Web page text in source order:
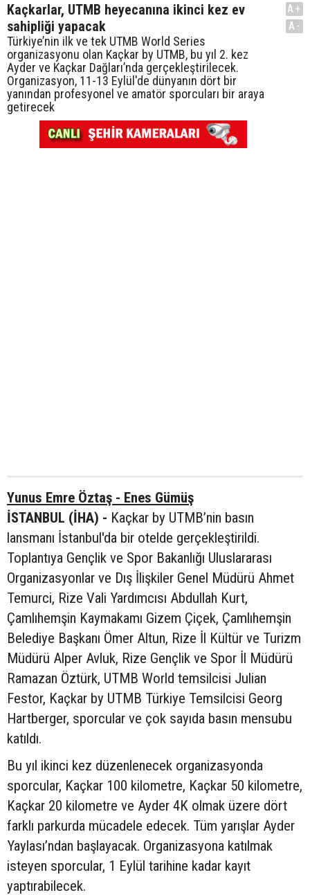
Kaçkarlar, UTMB heyecanına ikinci kez ev
sahipliği yapacak
Türkiye’nin ilk ve tek UTMB World Series
organizasyonu olan Kaçkar by UTMB, bu yıl 2. kez
Ayder ve Kaçkar Dağları’nda gerçekleştirilecek.
Organizasyon, 11-13 Eylül'de dünyanın dört bir
yanından profesyonel ve amatör sporcuları bir araya
getirecek
A+
A-
Yunus Emre Öztaş - Enes Gümüş
İSTANBUL (İHA) - Kaçkar by UTMB’nin basın
lansmanı İstanbul'da bir otelde gerçekleştirildi.
Toplantıya Gençlik ve Spor Bakanlığı Uluslararası
Organizasyonlar ve Dış İlişkiler Genel Müdürü Ahmet
Temurci, Rize Vali Yardımcısı Abdullah Kurt,
Çamlıhemşin Kaymakamı Gizem Çiçek, Çamlıhemşin
Belediye Başkanı Ömer Altun, Rize İl Kültür ve Turizm
Müdürü Alper Avluk, Rize Gençlik ve Spor İl Müdürü
Ramazan Öztürk, UTMB World temsilcisi Julian
Festor, Kaçkar by UTMB Türkiye Temsilcisi Georg
Hartberger, sporcular ve çok sayıda basın mensubu
katıldı.
Bu yıl ikinci kez düzenlenecek organizasyonda
sporcular, Kaçkar 100 kilometre, Kaçkar 50 kilometre,
Kaçkar 20 kilometre ve Ayder 4K olmak üzere dört
farklı parkurda mücadele edecek. Tüm yarışlar Ayder
Yaylası’ndan başlayacak. Organizasyona katılmak
isteyen sporcular, 1 Eylül tarihine kadar kayıt
yaptırabilecek.